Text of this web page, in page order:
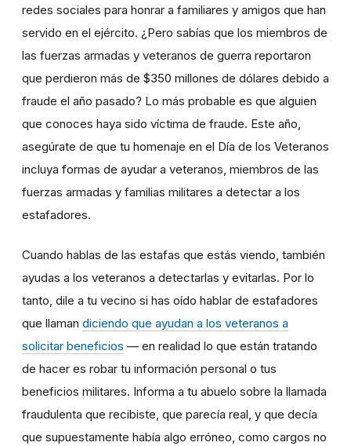
redes sociales para honrar a familiares y amigos que han
servido en el ejército. ¿Pero sabías que los miembros de
las fuerzas armadas y veteranos de guerra reportaron
que perdieron más de $350 millones de dólares debido a
fraude el año pasado? Lo más probable es que alguien
que conoces haya sido víctima de fraude. Este año,
asegúrate de que tu homenaje en el Día de los Veteranos
incluya formas de ayudar a veteranos, miembros de las
fuerzas armadas y familias militares a detectar a los
estafadores.
Cuando hablas de las estafas que estás viendo, también
ayudas a los veteranos a detectarlas y evitarlas. Por lo
tanto, dile a tu vecino si has oído hablar de estafadores
que llaman diciendo que ayudan a los veteranos a
solicitar beneficios — en realidad lo que están tratando
de hacer es robar tu información personal o tus
beneficios militares. Informa a tu abuelo sobre la llamada
fraudulenta que recibiste, que parecía real, y que decía
que supuestamente había algo erróneo, como cargos no